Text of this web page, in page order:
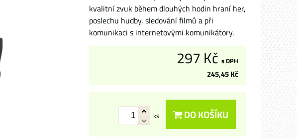
kvalitní zvuk během dlouhých hodin hraní her,
poslechu hudby, sledování filmů a při
komunikaci s internetovými komunikátory.
297 Kč s DPH
245,45 Kč
ks DO KOŠÍKU